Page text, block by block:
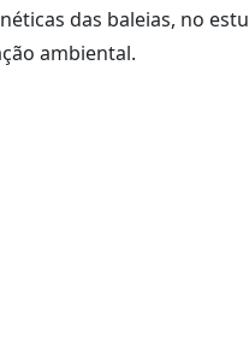
das baleias, no
ambiental.